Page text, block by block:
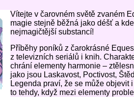
Vítejte v čarovném světě zvaném
magie stejně běžná jako déšť a
nejmagičtější substancí!
Příběhy poníků z čarokrásné
z televizních seriálů i knih.
chrání elementy harmonie –
jako jsou Laskavost, Poctivost,
Legenda praví, že se může objevit
to tehdy, když mezi elementy